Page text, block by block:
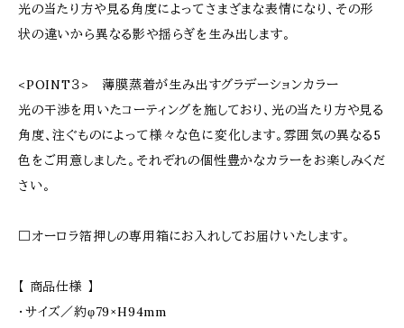
光の当たり方や見る角度によってさまざまな表情になり、その形
状の違いから異なる影や揺らぎを生み出します。
<POINT３> 薄膜蒸着が生み出すグラデーションカラー
光の干渉を用いたコーティングを施しており、光の当たり方や見る
角度、注ぐものによって様々な色に変化します。雰囲気の異なる5
色をご用意しました。それぞれの個性豊かなカラーをお楽しみくだ
さい。
□オーロラ箔押しの専用箱にお入れしてお届けいたします。
【 商品仕様 】
・サイズ／約φ79×H94mm